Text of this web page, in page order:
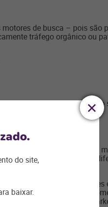
de busca – pois são
tráfego orgânico ou
a inúmeras opções.
certas regiões do País e é
vendem de tudo, existem
marketplaces. Com isso, eles
consumidores em
de produtos em cada
do site,
baixar.